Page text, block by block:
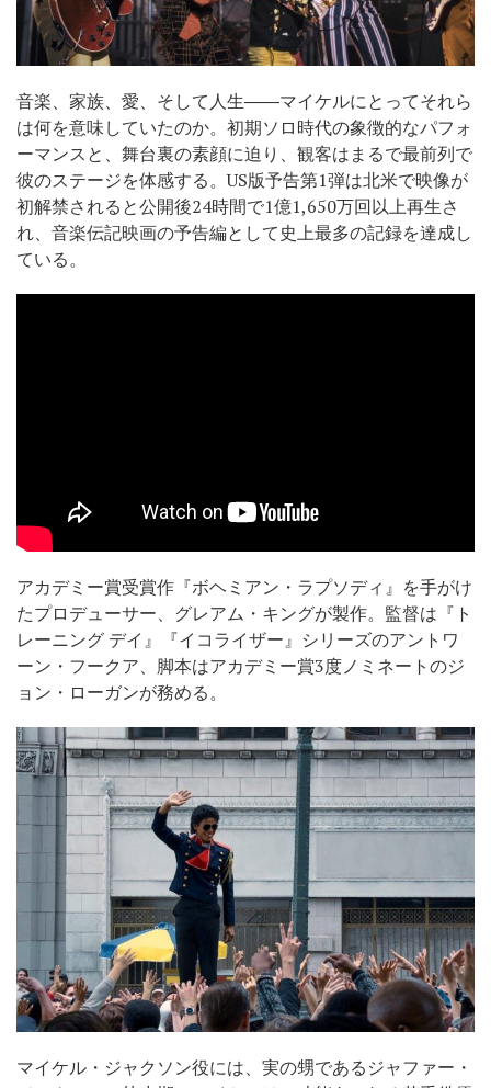
音楽、家族、愛、そして人生――マイケルにとってそれら
は何を意味していたのか。初期ソロ時代の象徴的なパフォ
ーマンスと、舞台裏の素顔に迫り、観客はまるで最前列で
彼のステージを体感する。US版予告第1弾は北米で映像が
初解禁されると公開後24時間で1億1,650万回以上再生さ
れ、音楽伝記映画の予告編として史上最多の記録を達成し
ている。
アカデミー賞受賞作『ボヘミアン・ラプソディ』を手がけ
たプロデューサー、グレアム・キングが製作。監督は『ト
レーニング デイ』『イコライザー』シリーズのアントワ
ーン・フークア、脚本はアカデミー賞3度ノミネートのジ
ョン・ローガンが務める。
マイケル・ジャクソン役には、実の甥であるジャファー・